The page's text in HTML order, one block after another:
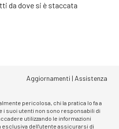
da dove si è staccata
Aggiornamenti | Assistenza
pericolosa, chi la pratica lo fa a
i suoi utenti non sono responsabili di
utilizzando le informazioni
dell'utente assicurarsi di